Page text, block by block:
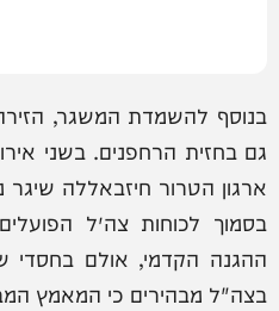
בנוסף להשמדת המשגר,
גם בחזית הרחפנים. בשני
ארגון הטרור חיזבאללה
בסמוך לכוחות צה״ל
ההגנה הקדמי, אולם בחסדי
בצה"ל מבהירים כי המאמץ